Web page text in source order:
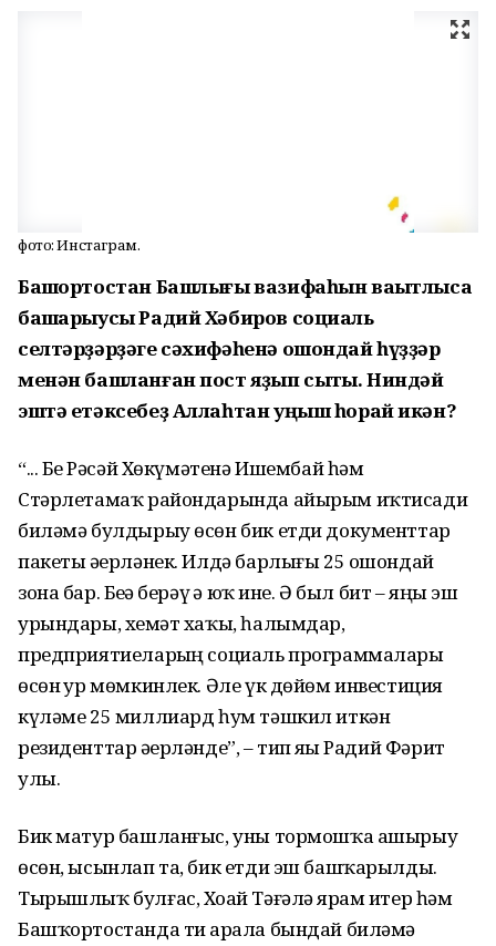
фото: Инстаграм.
Башҡортостан Башлығы вазифаһын ваҡытлыса
башҡарыусы Радий Хәбиров социаль
селтәрҙәрҙәге сәхифәһенә ошондай һүҙҙәр
менән башланған пост яҙып сыҡты. Ниндәй
эштә етәксебеҙ Аллаһтан уңыш һорай икән?
“... Беҙ Рәсәй Хөкүмәтенә Ишембай һәм
Стәрлетамаҡ райондарында айырым иҡтисади
биләмә булдырыу өсөн бик етди документтар
пакеты әҙерләнек. Илдә барлығы 25 ошондай
зона бар. Беҙҙә берәү ҙә юҡ ине. Ә был бит – яңы эш
урындары, хеҙмәт хаҡы, һалымдар,
предприятиеларҙың социаль программалары
өсөн ҙур мөмкинлек. Әле үк дөйөм инвестиция
күләме 25 миллиард һум тәшкил иткән
резиденттар әҙерләнде”, – тип яҙҙы Радий Фәрит
улы.
Бик матур башланғыс, уны тормошҡа ашырыу
өсөн, ысынлап та, бик етди эш башҡарылды.
Тырышлыҡ булғас, Хоҙай Тәғәлә ярҙам итер һәм
Башҡортостанда тиҙ арала бындай биләмә